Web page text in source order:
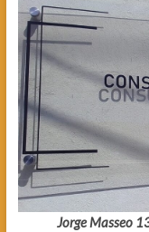
Jorge Masseo